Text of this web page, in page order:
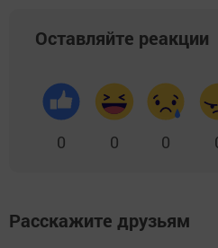
Оставляйте реакции
0 0 0
Расскажите друзьям